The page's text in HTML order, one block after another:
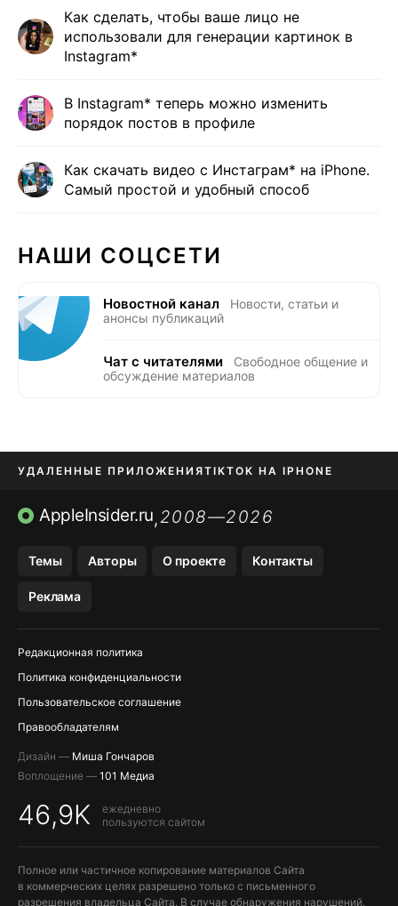
Как сделать, чтобы ваше лицо не
использовали для генерации картинок в
Instagram*
В Instagram* теперь можно изменить
порядок постов в профиле
Как скачать видео с Инстаграм* на iPhone.
Самый простой и удобный способ
НАШИ СОЦСЕТИ
Новостной канал
Новости, статьи и
анонсы публикаций
Чат с читателями
Свободное общение и
обсуждение материалов
УДАЛЕННЫЕ ПРИЛОЖЕНИЯTIKTOK НА IPHONE
ПРИЛОЖЕНИЯ БЕЗ APP STORE
AppleInsider.ru,2008—2026
Темы Авторы О проекте Контакты
Реклама
Редакционная политика
Политика конфиденциальности
Пользовательское соглашение
Правообладателям
Дизайн — Миша Гончаров
Воплощение — 101 Медиа
46,9K
ежедневно
пользуются сайтом
Полное или частичное копирование материалов Сайта
в коммерческих целях разрешено только с письменного
разрешения владельца Сайта. В случае обнаружения нарушений,